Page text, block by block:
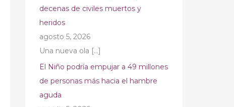
decenas de civiles muertos y
heridos
agosto 5, 2026
Una nueva ola […]
El Niño podría empujar a 49 millones
de personas más hacia el hambre
aguda